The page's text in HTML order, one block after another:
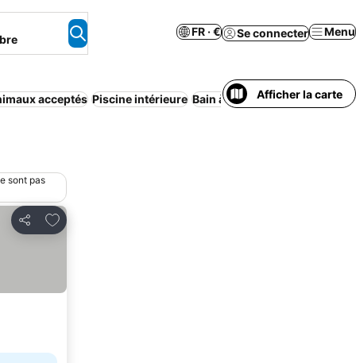
FR · € Se connecter Menu
acceptés Piscine intérieure Bain à remous Piscine
Afficher la carte
sont pas
Partager
Ajouter à mes favoris